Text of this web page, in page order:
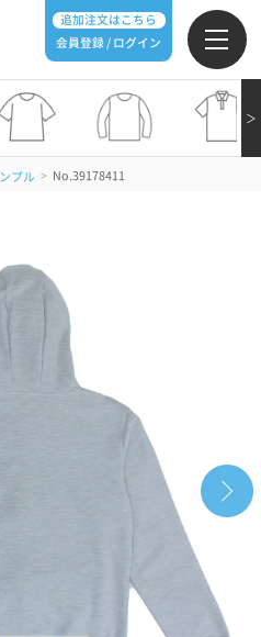
追加注文はこちら
会員登録 / ログイン
＞
プル > No.39178411